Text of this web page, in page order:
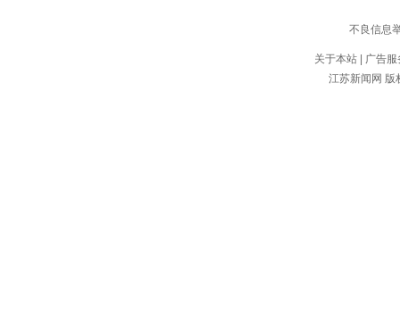
不良信息
关于本站
广告服
江苏新闻网 版